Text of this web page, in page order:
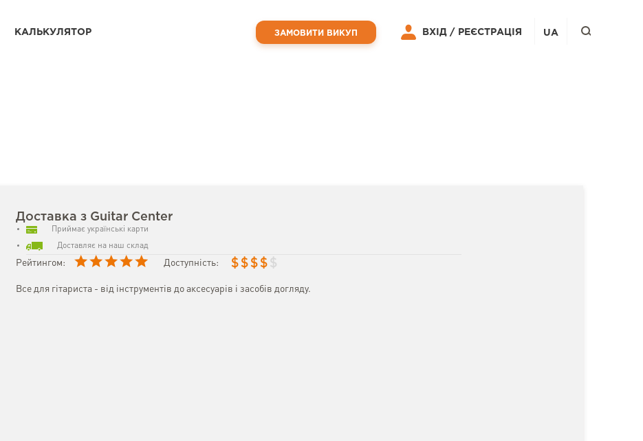
Доставка з Guitar Center
Приймає українські карти
Доставляє на наш склад
Рейтингом: Доступність: $ $ $ $ $
Все для гітариста - від інструментів до аксесуарів і засобів догляду.
КАЛЬКУЛЯТОР ЗАМОВИТИ ВИКУП ВХІД / РЕЄСТРАЦІЯ UA